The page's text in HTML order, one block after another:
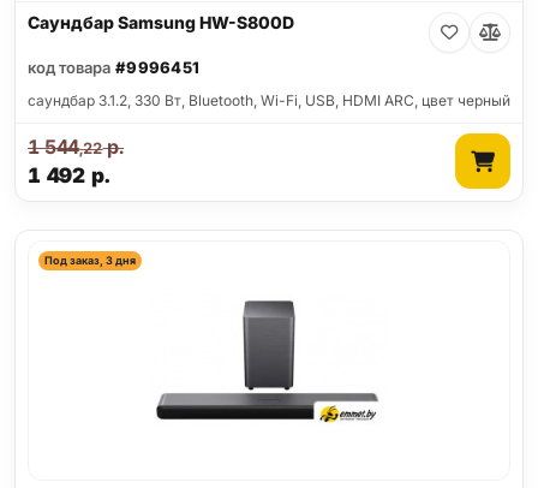
Саундбар Samsung HW-S800D
код товара #9996451
саундбар 3.1.2, 330 Вт, Bluetooth, Wi-Fi, USB, HDMI ARC, цвет черный
1 492 р.
1 544,22р.
Под заказ, 3 дня